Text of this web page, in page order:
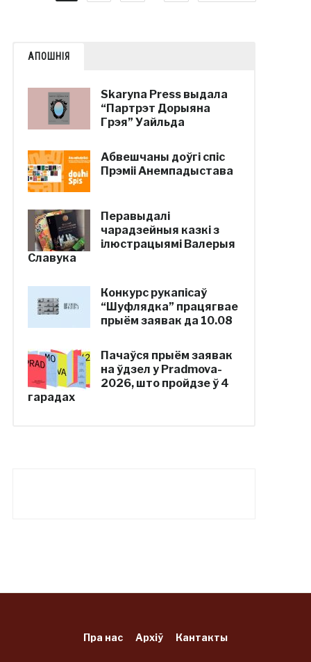
АПОШНІЯ
Skaryna Press выдала
“Партрэт Дорыяна
Грэя” Уайльда
Абвешчаны доўгі спіс
Прэміі Анемпадыстава
Перавыдалі
чарадзейныя казкі з
ілюстрацыямі Валерыя
Славука
Конкурс рукапісаў
“Шуфлядка” працягвае
прыём заявак да 10.08
Пачаўся прыём заявак
на ўдзел у Pradmova-
2026, што пройдзе ў 4
гарадах
Пра нас Архіў Кантакты